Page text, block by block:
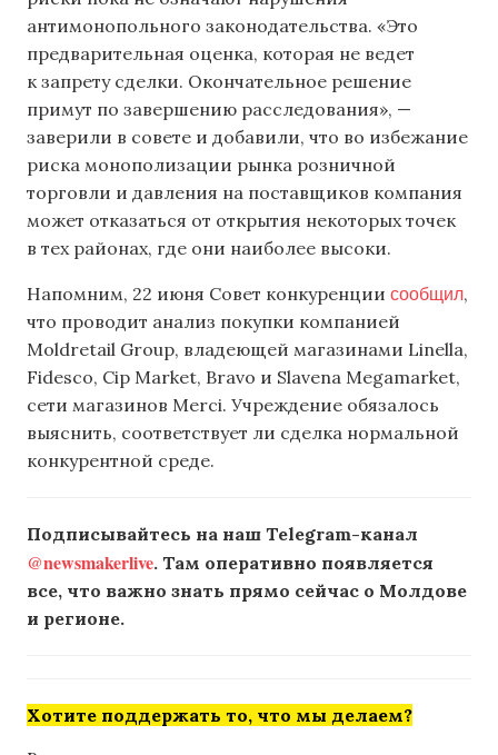
антимонопольного законодательства. «Это
предварительная оценка, которая не ведет
к запрету сделки. Окончательное решение
примут по завершению расследования», —
заверили в совете и добавили, что во избежание
риска монополизации рынка розничной
торговли и давления на поставщиков компания
может отказаться от открытия некоторых точек
в тех районах, где они наиболее высоки.
Напомним, 22 июня Совет конкуренции сообщил,
что проводит анализ покупки компанией
Moldretail Group, владеющей магазинами Linella,
Fidesco, Cip Market, Bravo и Slavena Megamarket,
сети магазинов Merci. Учреждение обязалось
выяснить, соответствует ли сделка нормальной
конкурентной среде.
Подписывайтесь на наш Telegram-канал
@newsmakerlive. Там оперативно появляется
все, что важно знать прямо сейчас о Молдове
и регионе.
Хотите поддержать то, что мы делаем?